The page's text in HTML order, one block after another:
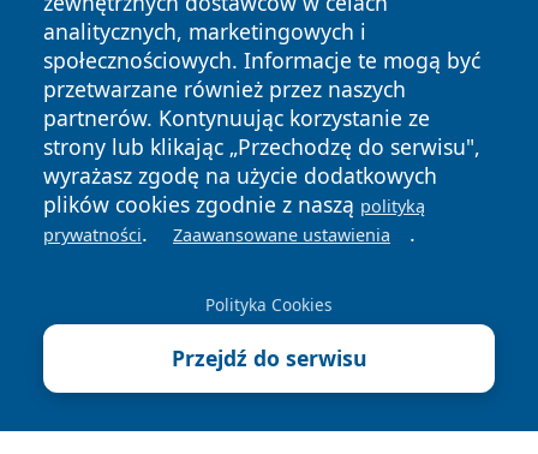
analitycznych, marketingowych i
społecznościowych. Informacje te mogą być
przetwarzane również przez naszych
partnerów. Kontynuując korzystanie ze
strony lub klikając „Przechodzę do serwisu",
wyrażasz zgodę na użycie dodatkowych
plików cookies zgodnie z naszą polityką
prywatności. Zaawansowane ustawienia .
Polityka Cookies
Przejdź do serwisu
Copyright © 2026 wiadomosciplock.pl Wszystkie prawa
zastrzeżone.
News Autorzy
Polityka
Prywatności
Polityka
Cookies